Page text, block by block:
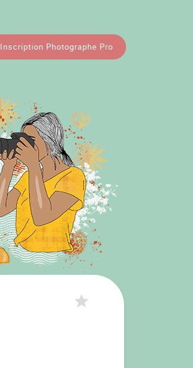
Inscription Photographe Pro